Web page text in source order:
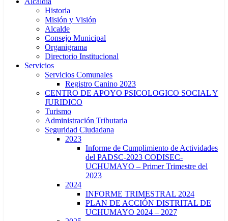
Historia
Misión y Visión
Alcalde
Consejo Municipal
Organigrama
Directorio Institucional
Servicios
Servicios Comunales
Registro Canino 2023
CENTRO DE APOYO PSICOLOGICO SOCIAL Y
JURIDICO
Turismo
Administración Tributaria
Seguridad Ciudadana
2023
Informe de Cumplimiento de Actividades
del PADSC-2023 CODISEC-
UCHUMAYO – Primer Trimestre del
2023
2024
INFORME TRIMESTRAL 2024
PLAN DE ACCIÓN DISTRITAL DE
UCHUMAYO 2024 – 2027